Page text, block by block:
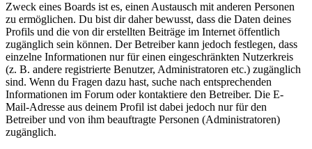
Zweck eines Boards ist es, einen Austausch mit anderen Personen
zu ermöglichen. Du bist dir daher bewusst, dass die Daten deines
Profils und die von dir erstellten Beiträge im Internet öffentlich
zugänglich sein können. Der Betreiber kann jedoch festlegen, dass
einzelne Informationen nur für einen eingeschränkten Nutzerkreis
(z. B. andere registrierte Benutzer, Administratoren etc.) zugänglich
sind. Wenn du Fragen dazu hast, suche nach entsprechenden
Informationen im Forum oder kontaktiere den Betreiber. Die E-
Mail-Adresse aus deinem Profil ist dabei jedoch nur für den
Betreiber und von ihm beauftragte Personen (Administratoren)
zugänglich.